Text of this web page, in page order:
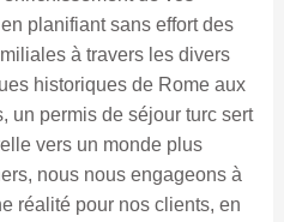
planifiant sans effort des
à travers les divers
historiques de Rome aux
un permis de séjour turc sert
vers un monde plus
nous nous engageons à
réalité pour nos clients, en